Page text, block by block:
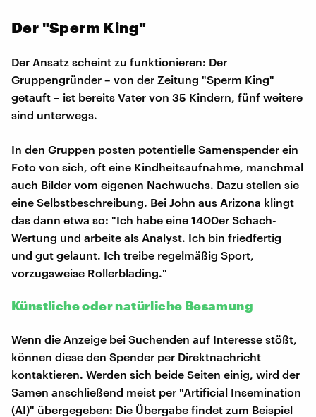
Der "Sperm King"
Der Ansatz scheint zu funktionieren: Der
Gruppengründer – von der Zeitung "Sperm King"
getauft – ist bereits Vater von 35 Kindern, fünf weitere
sind unterwegs.
In den Gruppen posten potentielle Samenspender ein
Foto von sich, oft eine Kindheitsaufnahme, manchmal
auch Bilder vom eigenen Nachwuchs. Dazu stellen sie
eine Selbstbeschreibung. Bei John aus Arizona klingt
das dann etwa so: "Ich habe eine 1400er Schach-
Wertung und arbeite als Analyst. Ich bin friedfertig
und gut gelaunt. Ich treibe regelmäßig Sport,
vorzugsweise Rollerblading."
Künstliche oder natürliche Besamung
Wenn die Anzeige bei Suchenden auf Interesse stößt,
können diese den Spender per Direktnachricht
kontaktieren. Werden sich beide Seiten einig, wird der
Samen anschließend meist per "Artificial Insemination
(AI)" übergegeben: Die Übergabe findet zum Beispiel